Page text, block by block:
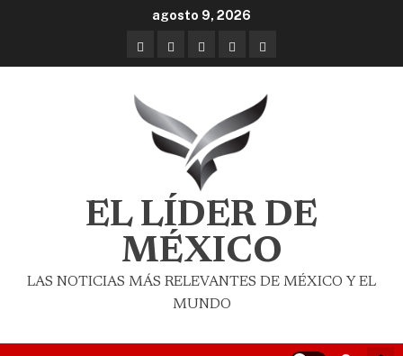
agosto 9, 2026
EL LÍDER DE
MÉXICO
LAS NOTICIAS MÁS RELEVANTES DE MÉXICO Y EL
MUNDO